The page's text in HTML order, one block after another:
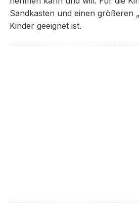
Sandkasten und einen größeren
Kinder geeignet ist.